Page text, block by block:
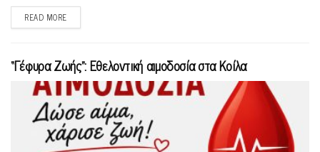
READ MORE
“Γέφυρα Ζωής”: Εθελοντική αιμοδοσία στα Κοίλα